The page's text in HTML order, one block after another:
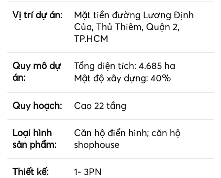
Vị trí dự án:
Mặt tiền đường Lương Định
Của, Thủ Thiêm, Quận 2,
TP.HCM
Quy mô dự
án:
Tổng diện tích: 4.685 ha
Mật độ xây dựng: 40%
Quy hoạch: Cao 22 tầng
Loại hình
sản phẩm:
Căn hộ điển hình; căn hộ
shophouse
Thiết kế: 1- 3PN